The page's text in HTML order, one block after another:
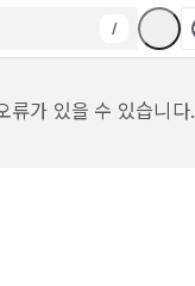
/
류가 있을 수 있습니다.